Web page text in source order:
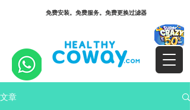
免费安装。免费服务。免费更换过滤器
文章